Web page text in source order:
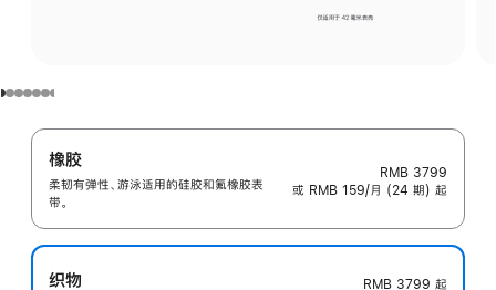
橡胶
柔韧有弹性、游泳适用的硅胶和氟橡胶表
带。
RMB 3799
或 RMB 159/月 (24 期) 起
织物 RMB 3799 起